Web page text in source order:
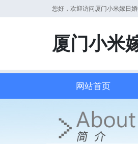
您好，欢迎访问厦门小米嫁日
厦门小米
网站首页